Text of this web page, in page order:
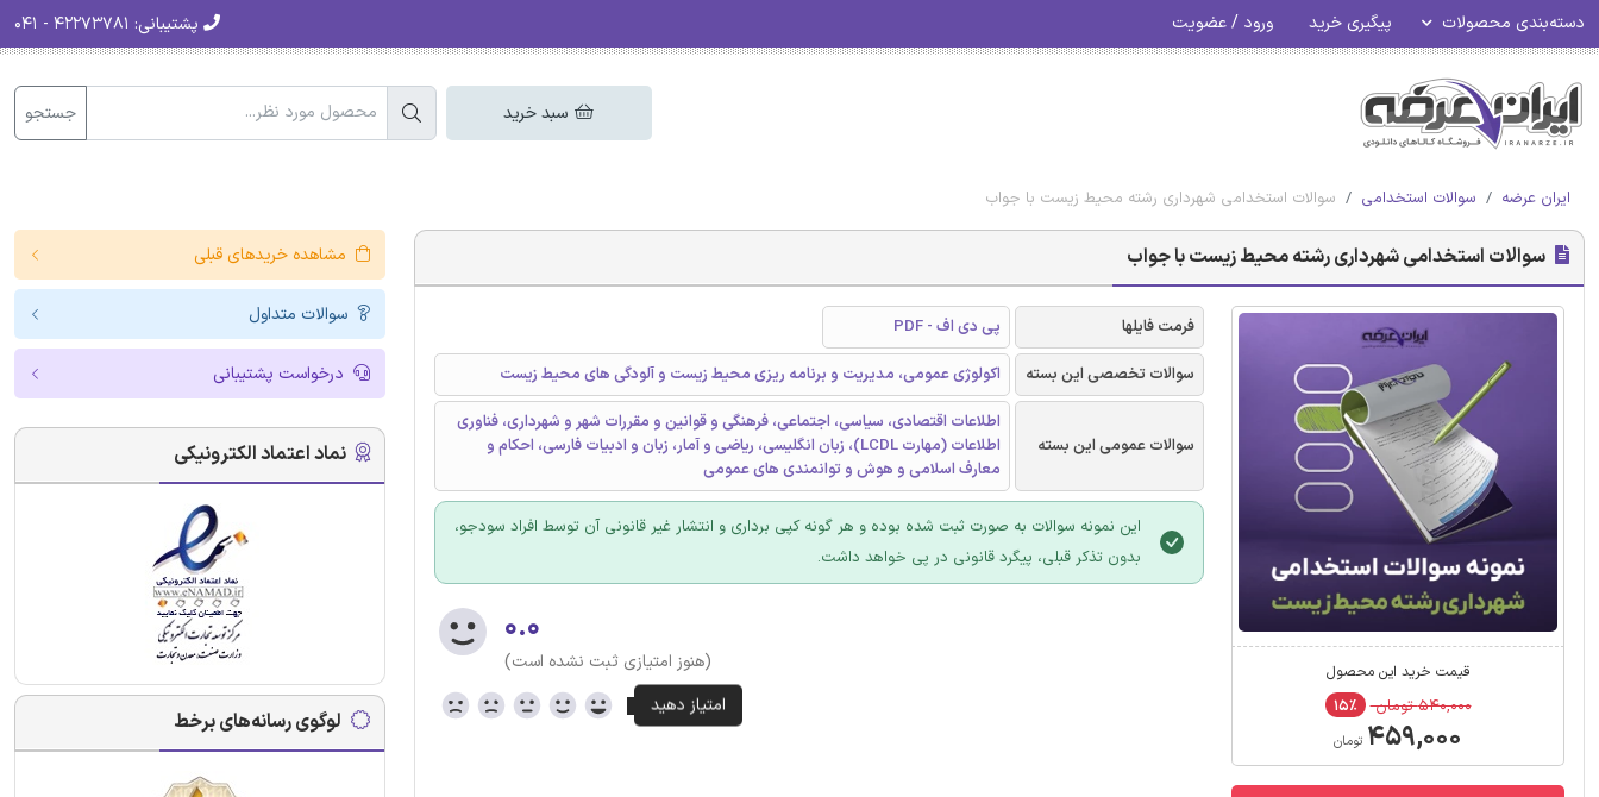
دسته‌بندی محصولات پیگیری خرید ورود / عضویت پشتیبانی:
سبد خرید جستجو
ایران عرضه سوالات استخدامی سوالات استخدامی شهرداری رشته محیط زیست با جواب
سوالات استخدامی شهرداری رشته محیط زیست با جواب
قیمت خرید این محصول
۵۴۰,۰۰۰ تومان ۱۵٪
۴۵۹,۰۰۰ تومان
فرمت فایلها
پی دی اف - PDF
سوالات تخصصی این بسته
اکولوژی عمومی، مدیریت و برنامه ریزی محیط زیست و آلودگی های محیط زیست
سوالات عمومی این بسته
اطلاعات اقتصادی، سیاسی، اجتماعی، فرهنگی و قوانین و مقررات شهر و شهرداری، فناوری
اطلاعات (مهارت LCDL)، زبان انگلیسی، ریاضی و آمار، زبان و ادبیات فارسی، احکام و
معارف اسلامی و هوش و توانمندی های عمومی
این نمونه سوالات به صورت ثبت شده بوده و هر گونه کپی برداری و انتشار غیر قانونی آن توسط افراد سودجو،
بدون تذکر قبلی، پیگرد قانونی در پی خواهد داشت.
۰.۰
(هنوز امتیازی ثبت نشده است)
مشاهده خریدهای قبلی
سوالات متداول
درخواست پشتیبانی
نماد اعتماد الکترونیکی
لوگوی رسانه‌های برخط